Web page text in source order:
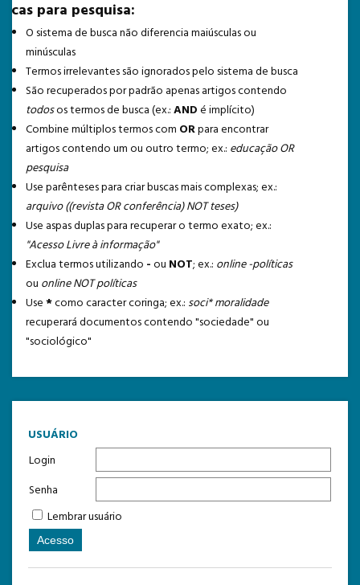
USUÁRIO
Login
Senha
Lembrar usuário
para pesquisa:
O sistema de busca não diferencia maiúsculas ou
minúsculas
Termos irrelevantes são ignorados pelo sistema de busca
São recuperados por padrão apenas artigos contendo
todosos termos de busca (ex.:ANDé implícito)
Combine múltiplos termos com ORpara encontrar
artigos contendo um ou outro termo; ex.: educação OR
pesquisa
Use parênteses para criar buscas mais complexas; ex.:
arquivo ((revista OR conferência) NOT teses)
Use aspas duplas para recuperar o termo exato; ex.:
"Acesso Livre à informação"
Exclua termos utilizando -ou NOT; ex.: online -políticas
ou online NOT políticas
Use*como caracter coringa; ex.: soci* moralidade
recuperará documentos contendo "sociedade" ou
"sociológico"